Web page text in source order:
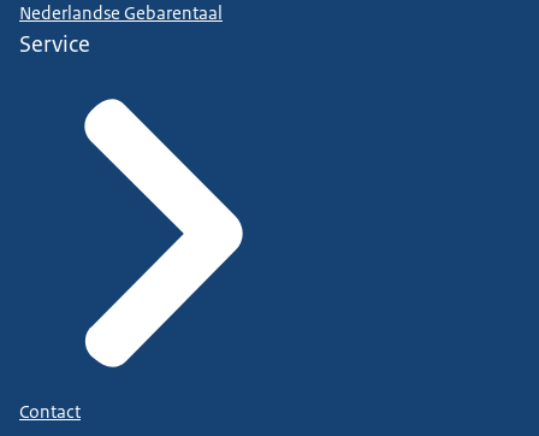
Nederlandse Gebarentaal
Service
Contact